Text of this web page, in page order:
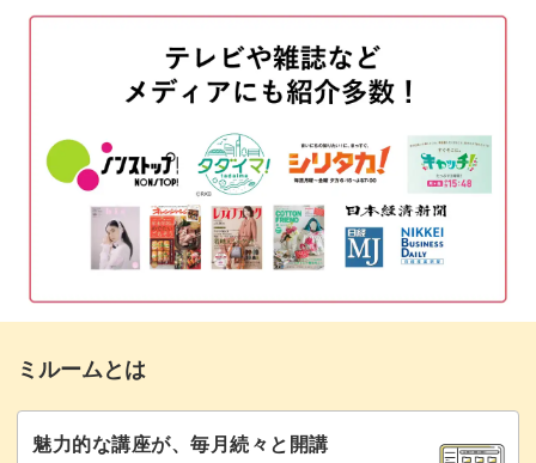
寄せ植えの世界がまたひとつ広がるような、新鮮な気持ち
で楽しめる内容になっていますよ♪
お手入れカンタン、長く楽しめる
サボテンは乾燥に強く、水やりの頻度も少なくてOK。
管理が簡単なので「いつもすぐに枯らしてしまう・・・」
という方にも、ぜひ体験してほしい植物です♪
根元の土をほぐす
1〜3個目のサボテンを植える
4〜6個目のサボテンを植える 13:13
軽石とくるみの殻を置く
置き場所と水やりについて
おわりに 27:37
ミルームとは
魅力的な講座が、毎月続々と開講